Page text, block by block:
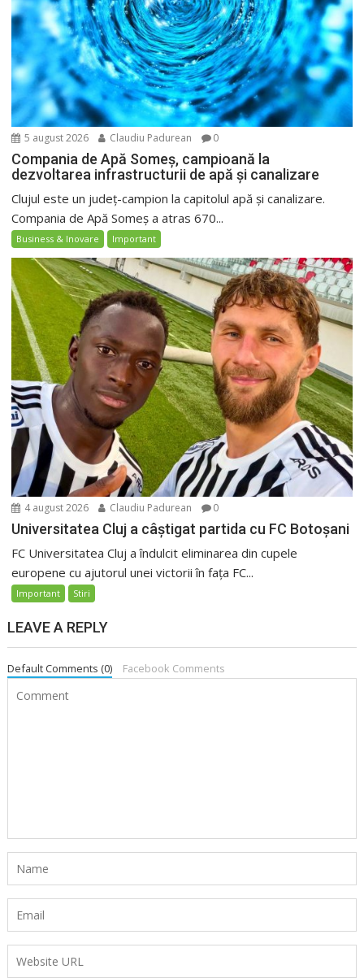
5 august 2026 Claudiu Padurean 0
Compania de Apă Someș, campioană la
dezvoltarea infrastructurii de apă și canalizare
Clujul este un județ-campion la capitolul apă și canalizare.
Compania de Apă Someș a atras 670...
Business & Inovare Important
4 august 2026 Claudiu Padurean 0
Universitatea Cluj a câștigat partida cu FC Botoșani
FC Universitatea Cluj a îndulcit eliminarea din cupele
europene cu ajutorul unei victorii în fața FC...
Important Stiri
LEAVE A REPLY
Default Comments (0) Facebook Comments